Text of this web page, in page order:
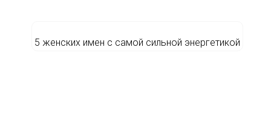
5 женских имен с самой сильной энергетикой